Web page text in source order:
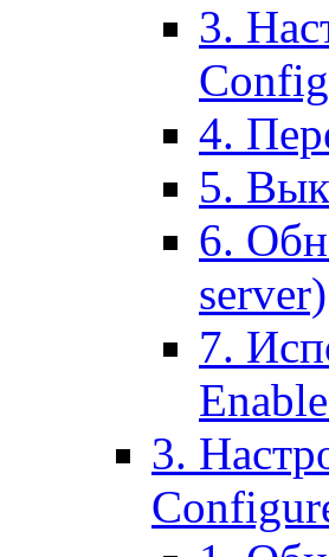
3.
4.
5.
6.
server)
7.
3.